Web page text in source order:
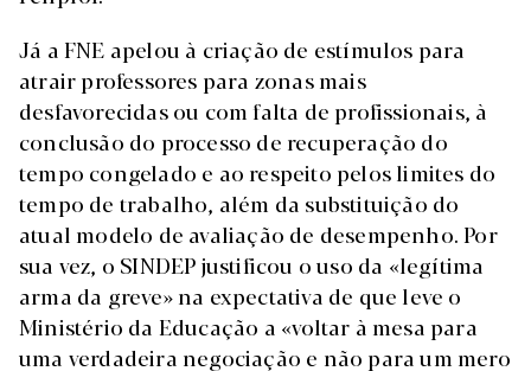
Já a FNE apelou à criação de estímulos para
atrair professores para zonas mais
desfavorecidas ou com falta de profissionais, à
conclusão do processo de recuperação do
tempo congelado e ao respeito pelos limites do
tempo de trabalho, além da substituição do
atual modelo de avaliação de desempenho. Por
sua vez, o SINDEP justificou o uso da «legítima
arma da greve» na expectativa de que leve o
Ministério da Educação a «voltar à mesa para
uma verdadeira negociação e não para um mero